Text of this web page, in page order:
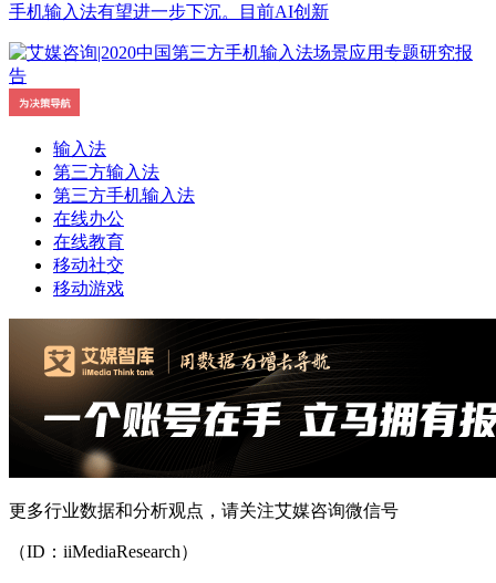
手机输入法有望进一步下沉。目前AI创新
输入法
第三方输入法
第三方手机输入法
在线办公
在线教育
移动社交
移动游戏
更多行业数据和分析观点，请关注艾媒咨询微信号
（ID：iiMediaResearch）